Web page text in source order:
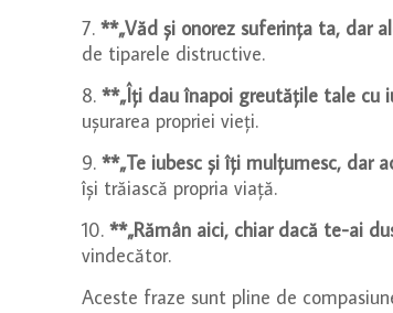
7.**„Văd și onorez suferința ta, dar
de tiparele distructive.
8.**„Îți dau înapoi greutățile tale cu
ușurarea propriei vieți.
9.**„Te iubesc și îți mulțumesc, dar
își trăiască propria viață.
10.**„Rămân aici, chiar dacă te-ai
vindecător.
Aceste fraze sunt pline de